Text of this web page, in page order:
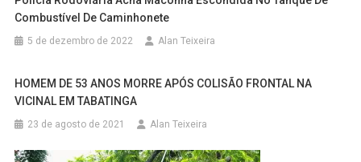
Combustível De Caminhonete
5 de dezembro de 2022 Alan Teixeira
HOMEM DE 53 ANOS MORRE APÓS COLISÃO FRONTAL NA
VICINAL EM TABATINGA
23 de agosto de 2021 Alan Teixeira